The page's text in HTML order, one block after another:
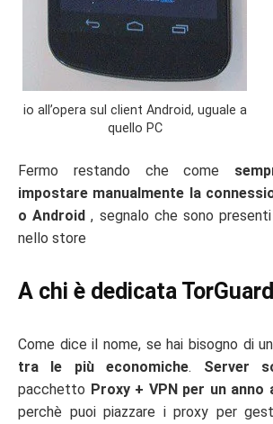
io all’opera sul client Android, uguale a
quello PC
Fermo restando che come
impostare manualmente la
o Android , segnalo che sono
nello store
A chi è dedicata TorGuard
Come dice il nome, se hai bisogno di
tra le più economiche. Server
pacchetto Proxy + VPN per un anno
perchè puoi piazzare i proxy per